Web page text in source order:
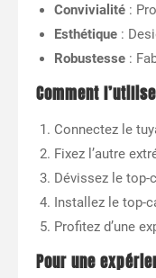
Convivialité :
Esthétique :
Robustesse :
Comment
Connectez le
Fixez l’autre
Dévissez le top-
Installez le top-
Profitez d’une
Pour une